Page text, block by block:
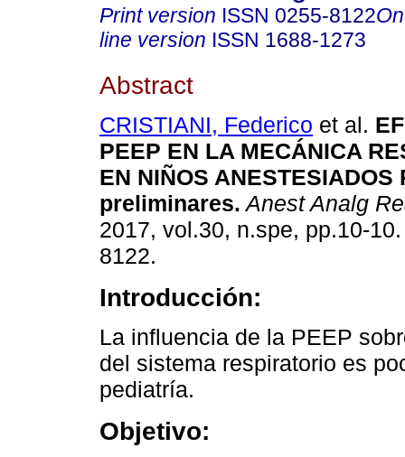
Print version ISSN 0255-8122
line version ISSN 1688-1273
Abstract
CRISTIANI, Federico et al.
PEEP EN LA MECÁNICA
EN NIÑOS
preliminares. Anest Analg
2017, vol.30, n.spe, pp.10-
8122.
Introducción:
La influencia de la PEEP
del sistema respiratorio es
pediatría.
Objetivo: